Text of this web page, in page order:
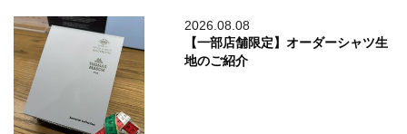
2026.08.08
【一部店舗限定】オーダーシャツ生
地のご紹介